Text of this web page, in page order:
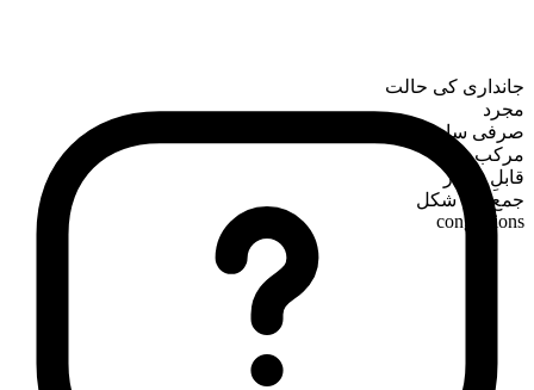
جانداری کی حالت
مجرد
صرفی ساخت
مرکب
قابلِ شمار
جمع کی شکل
congestions